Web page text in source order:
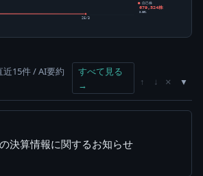
26/3
自己株
679,524株
3.05%
近15件 / AI要約
すべて見る
→
↑ ↓ ×
決算情報に関するお知らせ